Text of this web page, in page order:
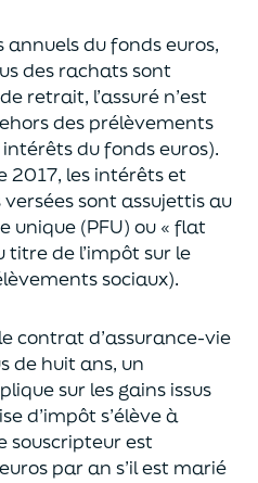
annuels du fonds euros,
des rachats sont
retrait, l’assuré n’est
des prélèvements
du fonds euros).
2017, les intérêts et
sont assujettis au
unique (PFU) ou « flat
titre de l’impôt sur le
sociaux).
contrat d’assurance-vie
de huit ans, un
sur les gains issus
d’impôts’élève à
souscripteurest
par an s’il est marié